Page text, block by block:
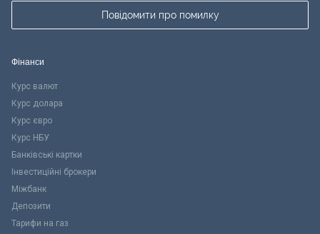
Повідомити про помилку
Фінанси
Курс валют
Курс долара
Курс євро
Курс НБУ
Банківські картки
Інвестиційні брокери
Міжбанк
Депозити
Тарифи на газ